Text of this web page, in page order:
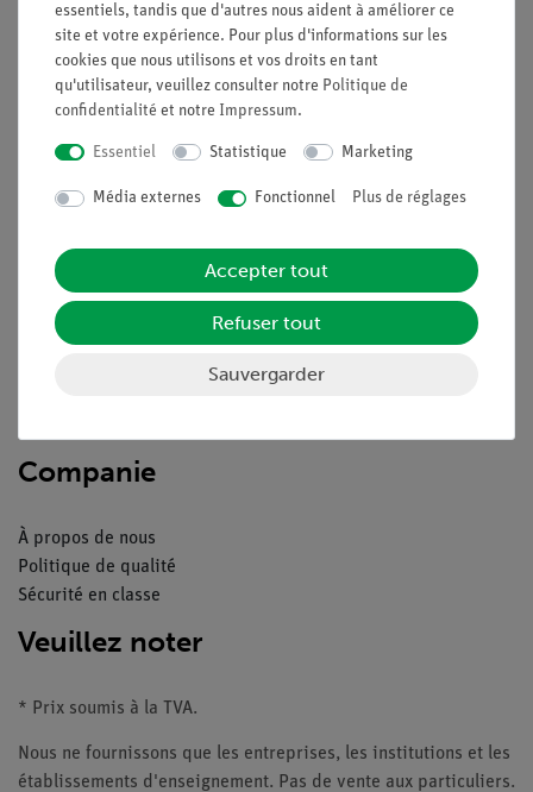
Légal
Contact
Conditions générales de vente
Mentions légales
Service
Aperçu du service
Téléchargements
Companie
À propos de nous
Politique de qualité
Sécurité en classe
Veuillez noter
* Prix soumis à la TVA.
Nous ne fournissons que les entreprises, les institutions et les
établissements d'enseignement. Pas de vente aux particuliers.
essentiels, tandis que d'autres nous aident à améliorer ce
site et votre expérience. Pour plus d'informations sur les
cookies que nous utilisons et vos droits en tant
qu'utilisateur, veuillez consulter notre Politique de
confidentialité et notre Impressum.
Essentiel Statistique Marketing
Média externes Fonctionnel Plus de réglages
Accepter tout
Refuser tout
Sauvergarder